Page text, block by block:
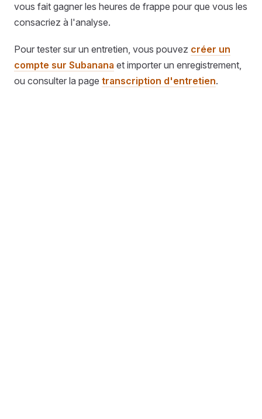
vous fait gagner les heures de frappe pour que vous les
consacriez à l'analyse.
Pour tester sur un entretien, vous pouvez créer un
compte sur Subanana et importer un enregistrement,
ou consulter la page transcription d'entretien.